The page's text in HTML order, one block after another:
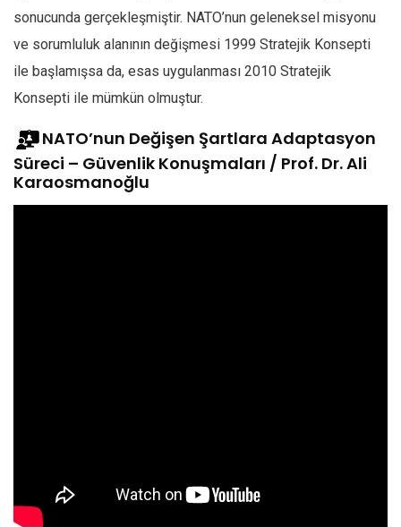
sonucunda gerçekleşmiştir. NATO’nun geleneksel misyonu
ve sorumluluk alanının değişmesi 1999 Stratejik Konsepti
ile başlamışsa da, esas uygulanması 2010 Stratejik
Konsepti ile mümkün olmuştur.
NATO’nun Değişen Şartlara Adaptasyon
Süreci – Güvenlik Konuşmaları / Prof. Dr. Ali
Karaosmanoğlu